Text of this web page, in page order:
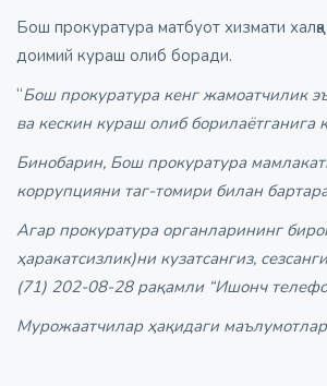
Бош прокуратура матбуот хизмати
доимий кураш олиб боради.
“Бош прокуратура кенг жамоатчилик
ва кескин кураш олиб борилаётганига
Бинобарин, Бош прокуратура
коррупцияни таг-томири билан
Агар прокуратура органларининг
ҳаракатсизлик)ни кузатсангиз,
(71) 202-08-28 рақамли “Ишонч
Мурожаатчилар ҳақидаги